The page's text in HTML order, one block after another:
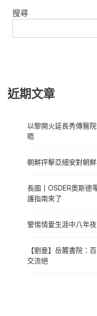
搜尋
近期文章
以黎開火延長秀傳醫
晤
朝鮮抨擊亞細安對朝
長圖丨OSDER奧斯德
護指南來了
警惕情愛生涯中八年
【劉曼】岳麓書院：
交流絕